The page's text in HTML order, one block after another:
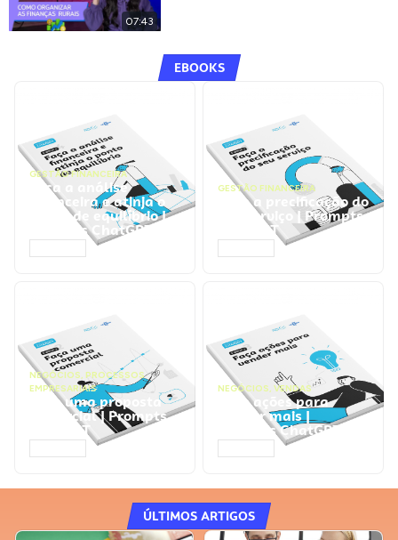
07:43
EBOOKS
GESTÃO FINANCEIRA
Faça a análise
financeira e atinja o
ponto de equilíbrio |
Prompts ChatGPT
GESTÃO FINANCEIRA
Faça a precificação do
seu serviço | Prompts
ChatGPT
NEGÓCIOS, PROCESSOS
EMPRESARIAIS
Faça uma proposta
comercial | Prompts
ChatGPT
NEGÓCIOS, VENDAS
Faça ações para
vender mais |
Prompts ChatGPT
ÚLTIMOS ARTIGOS